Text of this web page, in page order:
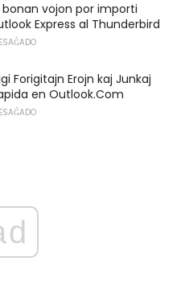
bonan vojon por importi
Express al Thunderbird
Forigitajn Erojn kaj Junkaj
en Outlook.Com